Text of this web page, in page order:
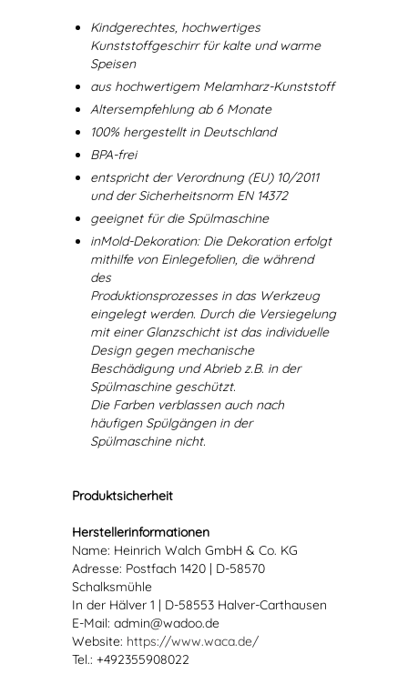
Kindgerechtes, hochwertiges
Kunststoffgeschirr für kalte und warme
Speisen
aus hochwertigem Melamharz-Kunststoff
Altersempfehlung ab 6 Monate
100% hergestellt in Deutschland
BPA-frei
entspricht der Verordnung (EU) 10/2011
und der Sicherheitsnorm EN 14372
geeignet für die Spülmaschine
inMold-Dekoration: Die Dekoration erfolgt
mithilfe von Einlegefolien, die während
des
Produktionsprozesses in das Werkzeug
eingelegt werden. Durch die Versiegelung
mit einer Glanzschicht ist das individuelle
Design gegen mechanische
Beschädigung und Abrieb z.B. in der
Spülmaschine geschützt.
Die Farben verblassen auch nach
häufigen Spülgängen in der
Spülmaschine nicht.
Produktsicherheit
Herstellerinformationen
Name: Heinrich Walch GmbH & Co. KG
Adresse: Postfach 1420 | D-58570
Schalksmühle
In der Hälver 1 | D-58553 Halver-Carthausen
E-Mail: admin@wadoo.de
Website: https://www.waca.de/
Tel.: +492355908022